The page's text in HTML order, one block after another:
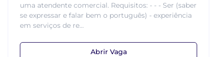
uma atendente comercial. Requisitos: - - - Ser (saber
se expressar e falar bem o português) - experiência
em serviços de re...
Abrir Vaga